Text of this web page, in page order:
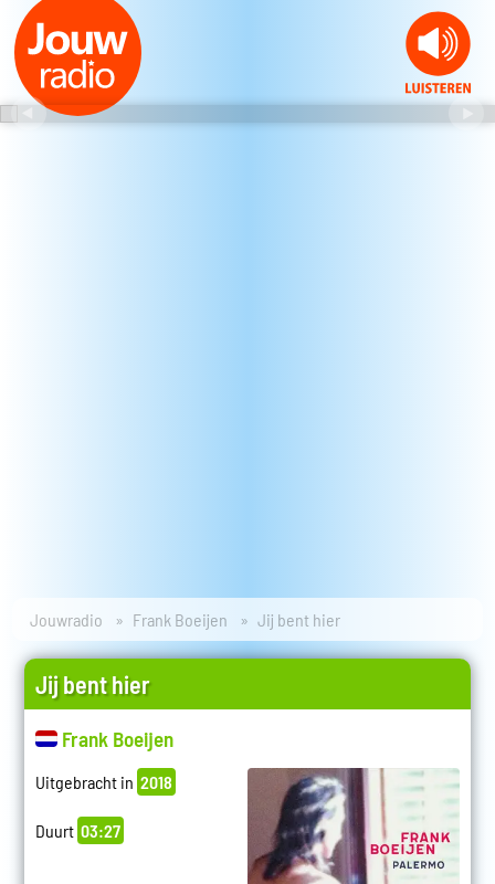
Jouwradio Frank Boeijen Jij bent hier
Jij bent hier
Frank Boeijen
Uitgebracht in 2018
Duurt 03:27